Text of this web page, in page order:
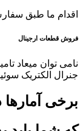
اقدام ما طبق
فروش قطعات ارجینال
نامی توان میعاد
جنرال الکتریک
برخی آمارها